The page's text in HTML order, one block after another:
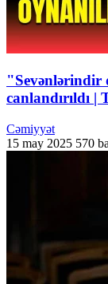
"Sevənlərindir
canlandırıldı |
Cəmiyyət
15 may 2025 570